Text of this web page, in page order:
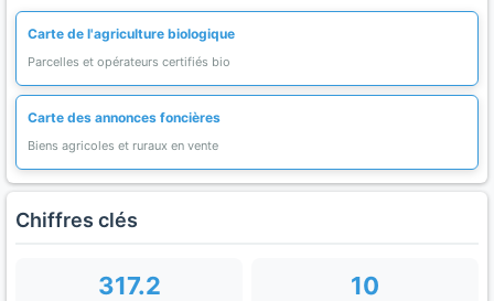
Carte de l'agriculture biologique
Parcelles et opérateurs certifiés bio
Carte des annonces foncières
Biens agricoles et ruraux en vente
Chiffres clés
317.2 10